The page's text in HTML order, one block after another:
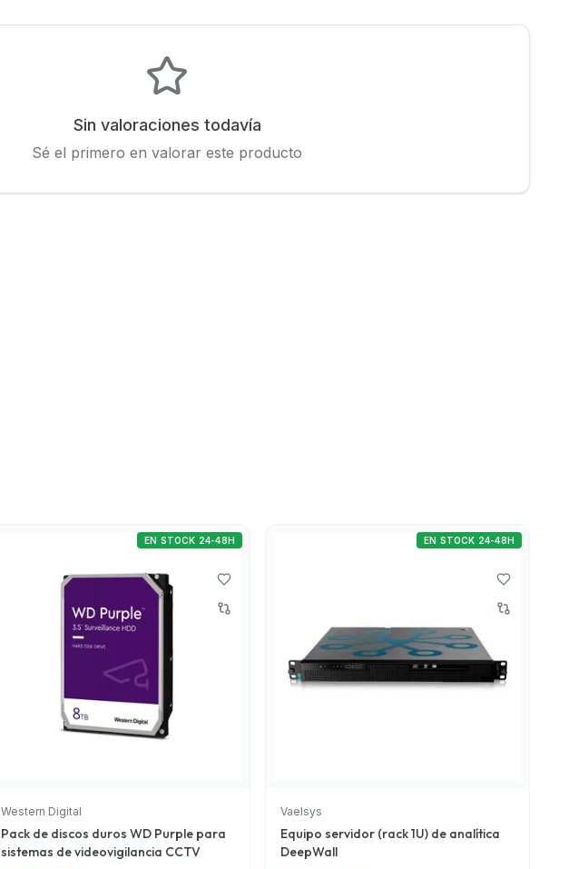
Sin valoraciones todavía
Sé el primero en valorar este producto
Western Digital
Pack de discos duros WD Purple para
sistemas de videovigilancia CCTV
EN STOCK 24-48H
Vaelsys
Equipo servidor (rack 1U) de analítica
DeepWall
EN STOCK 24-48H